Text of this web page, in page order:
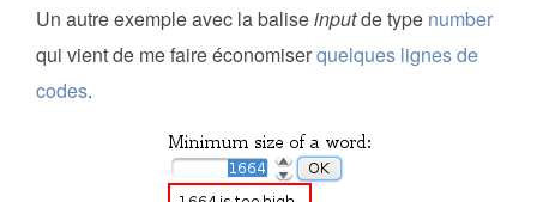
Un autre exemple avec la baliseinputde type number
qui vient de me faire économiserquelques lignes de
codes.